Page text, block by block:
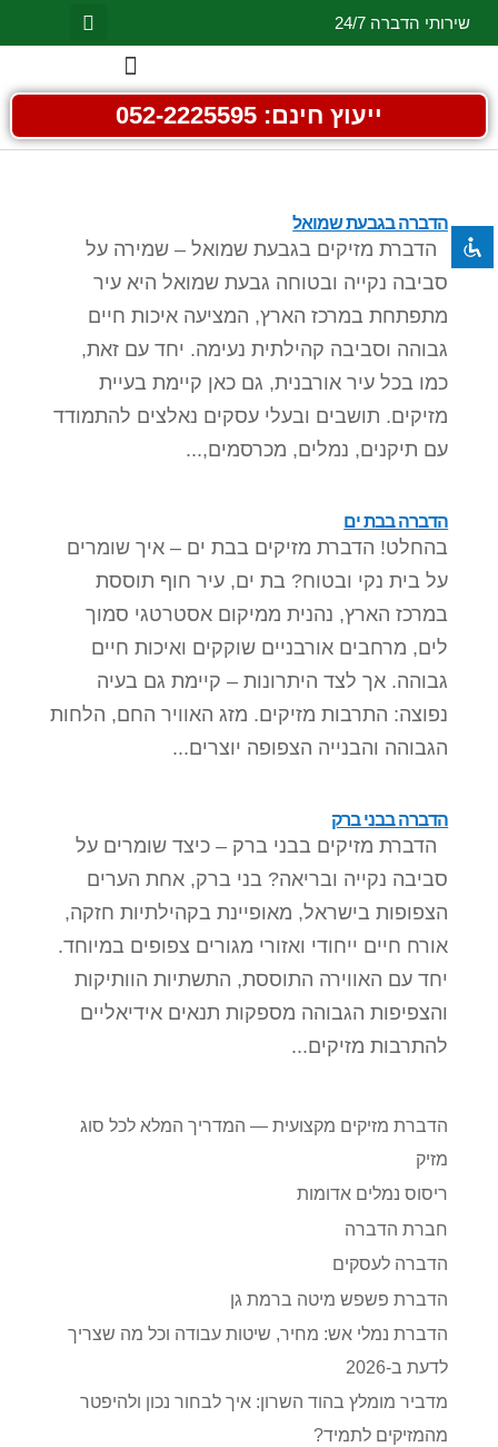
visibility_off השבת את ההבזקים
title סמן כותרות
zoom_out זום (הקטנה)
zoom_in זום (הגדלה)
הגדלת גופן
spellcheck גופן קריא
brightness_high ניגודיות בהירה
brightness_low ניגודיות כהה
font_download סמן קישורים
לאפס
את
כל
cached
שירותי הדברה 24/7
ייעוץ חינם: 052-2225595
הדברה בגבעת שמואל
הדברת מזיקים בגבעת שמואל – שמירה על
סביבה נקייה ובטוחה גבעת שמואל היא עיר
מתפתחת במרכז הארץ, המציעה איכות חיים
גבוהה וסביבה קהילתית נעימה. יחד עם זאת,
כמו בכל עיר אורבנית, גם כאן קיימת בעיית
מזיקים. תושבים ובעלי עסקים נאלצים להתמודד
עם תיקנים, נמלים, מכרסמים,...
הדברה בבת ים
בהחלט! הדברת מזיקים בבת ים – איך שומרים
על בית נקי ובטוח? בת ים, עיר חוף תוססת
במרכז הארץ, נהנית ממיקום אסטרטגי סמוך
לים, מרחבים אורבניים שוקקים ואיכות חיים
גבוהה. אך לצד היתרונות – קיימת גם בעיה
נפוצה: התרבות מזיקים. מזג האוויר החם, הלחות
הגבוהה והבנייה הצפופה יוצרים...
הדברה בבני ברק
הדברת מזיקים בבני ברק – כיצד שומרים על
סביבה נקייה ובריאה? בני ברק, אחת הערים
הצפופות בישראל, מאופיינת בקהילתיות חזקה,
אורח חיים ייחודי ואזורי מגורים צפופים במיוחד.
יחד עם האווירה התוססת, התשתיות הוותיקות
והצפיפות הגבוהה מספקות תנאים אידיאליים
להתרבות מזיקים...
הדברת מזיקים מקצועית — המדריך המלא לכל סוג
מזיק
ריסוס נמלים אדומות
חברת הדברה
הדברה לעסקים
הדברת פשפש מיטה ברמת גן
הדברת נמלי אש: מחיר, שיטות עבודה וכל מה שצריך
לדעת ב-2026
מדביר מומלץ בהוד השרון: איך לבחור נכון ולהיפטר
מהמזיקים לתמיד?